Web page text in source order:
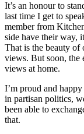
It’s an honour to
last time I get to
member from
side have their way,
That is the beauty of
views. But soon, the
views at home.
I’m proud and
in partisan politics,
been able to
that.